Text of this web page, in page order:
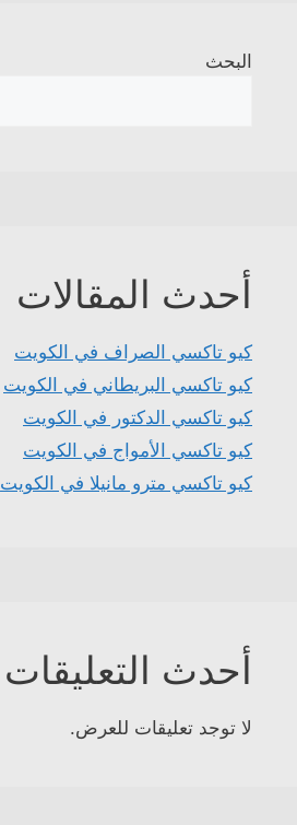
البحث
أحدث المقالات
كيو تاكسي الصراف في الكويت
كيو تاكسي البريطاني في الكويت
كيو تاكسي الدكتور في الكويت
كيو تاكسي الأمواج في الكويت
كيو تاكسي مترو مانيلا في الكويت
أحدث التعليقات
لا توجد تعليقات للعرض.